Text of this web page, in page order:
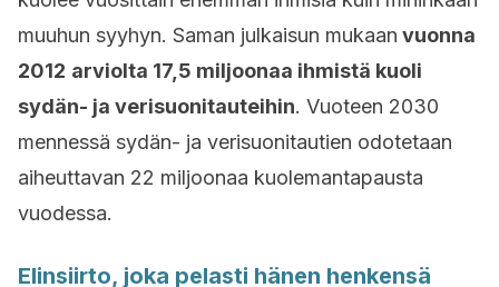
muuhun syyhyn. Saman julkaisun mukaan vuonna
2012 arviolta 17,5 miljoonaa ihmistä kuoli
sydän- ja verisuonitauteihin. Vuoteen 2030
mennessä sydän- ja verisuonitautien odotetaan
aiheuttavan 22 miljoonaa kuolemantapausta
vuodessa.
Elinsiirto, joka pelasti hänen henkensä